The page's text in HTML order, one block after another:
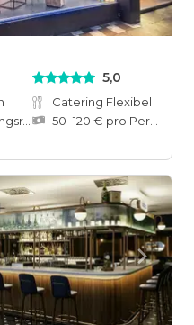
5,0
Catering Flexibel